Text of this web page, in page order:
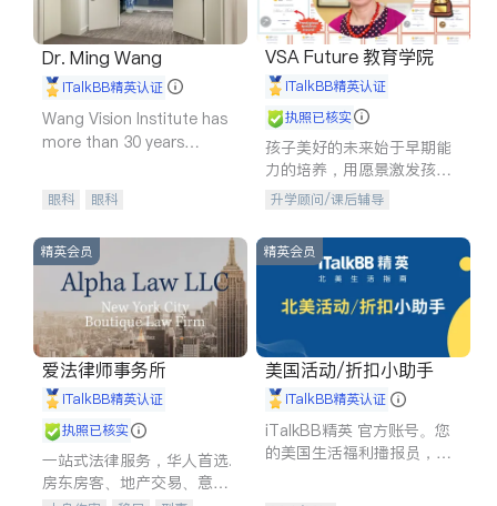
Dr. Ming Wang
iTalkBB精英认证
Wang Vision Institute has
more than 30 years
眼科 眼科
VSA Future 教育学院
iTalkBB精英认证
执照已核实
孩子美好的未来始于早期能
力的培养，用愿景激发孩子
的学习潜力和动力。理念：
拥有成长型心态是成功的基
石。
升学顾问/课后辅导
精英会员
爱法律师事务所
iTalkBB精英认证
执照已核实
一站式法律服务，华人首选.
房东房客、地产交易、意外
精英会员
美国活动/折扣小助手
iTalkBB精英认证
iTalkBB精英 官方账号。您
的美国生活福利播报员，精